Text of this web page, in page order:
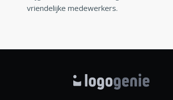
vriendelijke medewerkers.